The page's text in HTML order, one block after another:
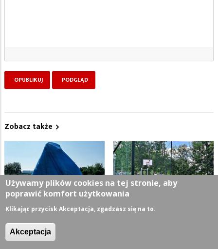
Zobacz także
Miasto zaprasza na
odsłonięcie
Używamy plików cookies na tej stronie, aby
poprawić komfort użytkowania
Klikając przycisk Akceptacja, zgadzasz się na to.
Akceptacja